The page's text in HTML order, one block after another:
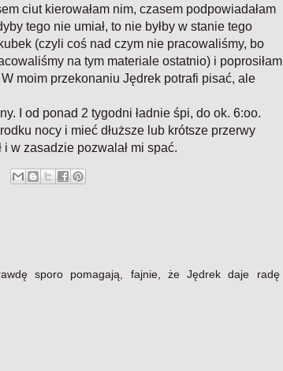
ciut kierowałam nim, czasem podpowiadałam
tego nie umiał, to nie byłby w stanie tego
(czyli coś nad czym nie pracowaliśmy, bo
na tym materiale ostatnio) i
moim przekonaniu Jędrek potrafi pisać, ale
I od ponad 2 tygodni ładnie śpi, do ok. 6:oo.
nocy i mieć dłuższe lub krótsze przerwy
w zasadzie pozwalał mi spać.
sporo pomagają, fajnie, że Jędrek daje